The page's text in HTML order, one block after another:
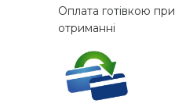
Оплата готівкою при
отриманні